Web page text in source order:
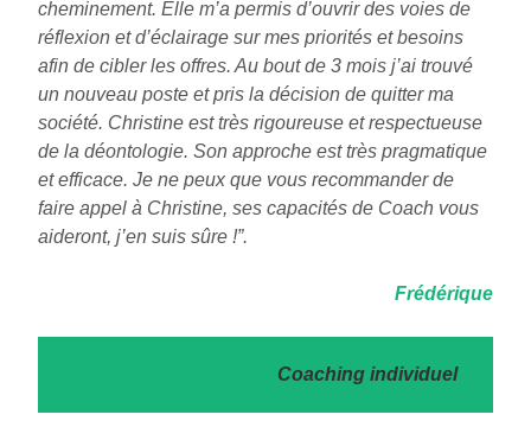
cheminement. Elle m’a permis d’ouvrir des voies de
réflexion et d’éclairage sur mes priorités et besoins
afin de cibler les offres. Au bout de 3 mois j’ai trouvé
un nouveau poste et pris la décision de quitter ma
société. Christine est très rigoureuse et respectueuse
de la déontologie. Son approche est très pragmatique
et efficace. Je ne peux que vous recommander de
faire appel à Christine, ses capacités de Coach vous
aideront, j’en suis sûre !”.
Frédérique
Coaching individuel